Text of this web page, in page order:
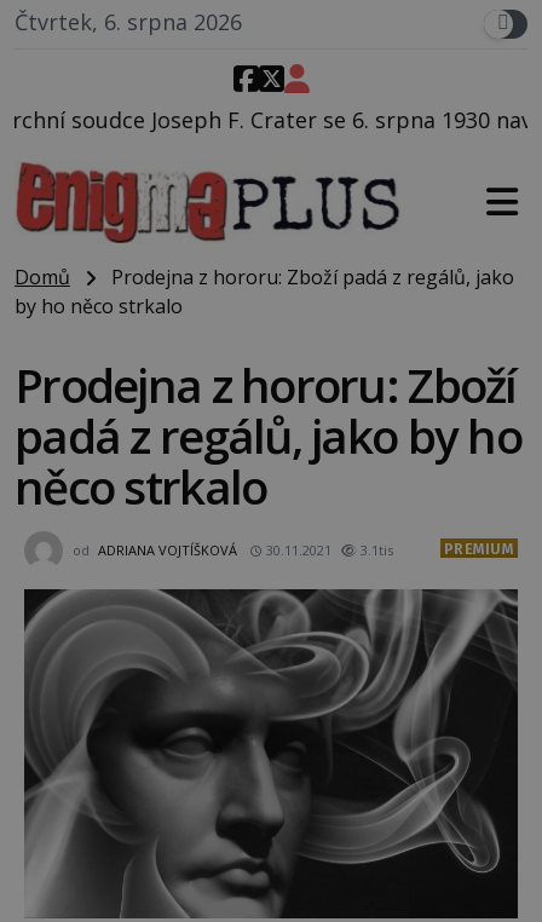
Čtvrtek, 6. srpna 2026
Crater se 6. srpna 1930 navečeří ve své
Domů
Prodejna z hororu: Zboží padá z regálů, jako
by ho něco strkalo
Prodejna z hororu: Zboží
padá z regálů, jako by ho
něco strkalo
od ADRIANA VOJTÍŠKOVÁ 30.11.2021 3.1tis PREMIUM